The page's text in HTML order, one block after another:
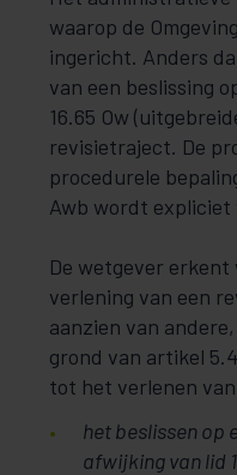
waarop de
ingericht. Anders
van een beslissing
16.65 Ow
revisietraject. De
procedurele
Awb wordt expliciet
De wetgever
verlening van een
aanzien van
grond van artikel
tot het verlenen
het beslissen op
afwijking van lid